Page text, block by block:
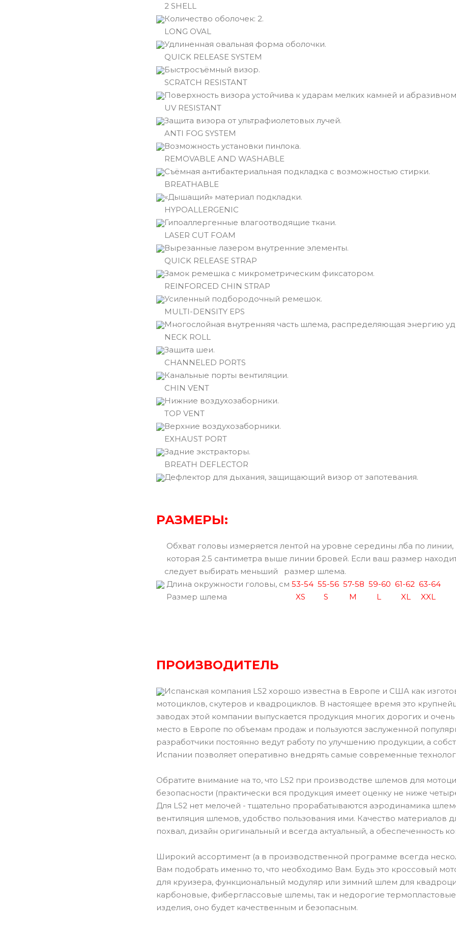
2 SHELL
Количество оболочек: 2.
LONG OVAL
Удлиненная овальная форма оболочки.
QUICK RELEASE SYSTEM
Быстросъёмный визор.
SCRATCH RESISTANT
Поверхность визора устойчива к ударам мелких камней и
UV RESISTANT
Защита визора от ультрафиолетовых лучей.
ANTI FOG SYSTEM
Возможность установки пинлока.
REMOVABLE AND WASHABLE
Съёмная антибактериальная подкладка с возможностью стирки.
BREATHABLE
«Дышащий» материал подкладки.
HYPOALLERGENIC
Гипоаллергенные влагоотводящие ткани.
LASER CUT FOAM
Вырезанные лазером внутренние элементы.
QUICK RELEASE STRAP
Замок ремешка с микрометрическим фиксатором.
REINFORCED CHIN STRAP
Усиленный подбородочный ремешок.
MULTI-DENSITY EPS
Многослойная внутренняя часть шлема, распределяющая энергию
NECK ROLL
Защита шеи.
CHANNELED PORTS
Канальные порты вентиляции.
CHIN VENT
Нижние воздухозаборники.
TOP VENT
Верхние воздухозаборники.
EXHAUST PORT
Задние экстракторы.
BREATH DEFLECTOR
Дефлектор для дыхания, защищающий визор от запотевания.
РАЗМЕРЫ:
Обхват головы измеряется лентой на уровне середины лба по линии,
которая 2.5 сантиметра выше линии бровей. Если ваш размер
следует выбирать меньший размер шлема.
Длина окружности головы, см 53-54 55-56 57-58 59-60 61-62 63-64
Размер шлема
XS S M L XL XXL
ПРОИЗВОДИТЕЛЬ
Испанская компания LS2 хорошо известна в Европе и США как
мотоциклов, скутеров и квадроциклов. В настоящее время это
заводах этой компании выпускается продукция многих дорогих и
место в Европе по объемам продаж и пользуются заслуженной
разработчики постоянно ведут работу по улучшению продукции, а
Испании позволяет оперативно внедрять самые современные
Обратите внимание на то, что LS2 при производстве шлемов для
безопасности (практически вся продукция имеет оценку не ниже
Для LS2 нет мелочей - тщательно прорабатываются аэродинамика
вентиляция шлемов, удобство пользования ими. Качество
похвал, дизайн оригинальный и всегда актуальный, а обеспеченность
Широкий ассортимент (а в производственной программе всегда
Вам подобрать именно то, что необходимо Вам. Будь это кроссовый
для круизера, функциональный модуляр или зимний шлем для
карбоновые, фиберглассовые шлемы, так и недорогие
изделия, оно будет качественным и безопасным.